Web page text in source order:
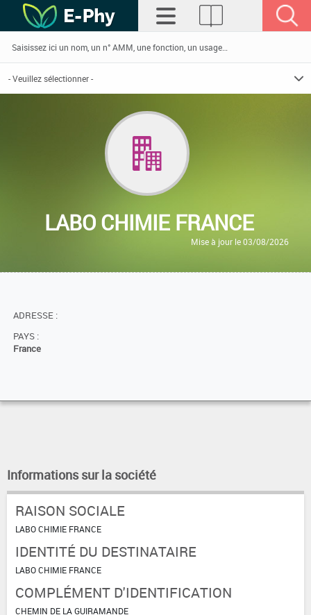
LABO CHIMIE FRANCE
Mise à jour le 03/08/2026
ADRESSE :
PAYS :
France
Informations sur la société
RAISON SOCIALE
LABO CHIMIE FRANCE
IDENTITÉ DU DESTINATAIRE
LABO CHIMIE FRANCE
COMPLÉMENT D'IDENTIFICATION
CHEMIN DE LA GUIRAMANDE